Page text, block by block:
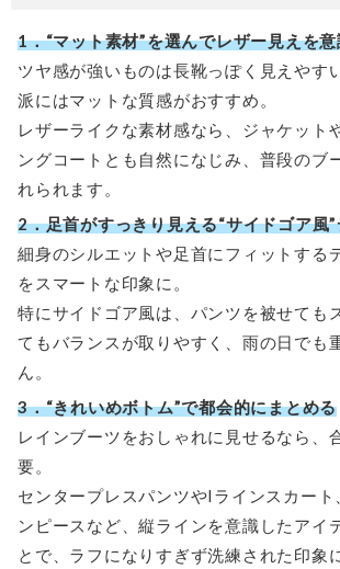
1．“マット素材”を選んでレザー見えを
ツヤ感が強いものは長靴っぽく見えやす
派にはマットな質感がおすすめ。
レザーライクな素材感なら、ジャケット
ングコートとも自然になじみ、普段のブ
れられます。
2．足首がすっきり見える“サイドゴア風
細身のシルエットや足首にフィットする
をスマートな印象に。
特にサイドゴア風は、パンツを被せても
てもバランスが取りやすく、雨の日でも
ん。
3．“きれいめボトム”で都会的にまとめる
レインブーツをおしゃれに見せるなら、
要。
センタープレスパンツやIラインスカート
ンピースなど、縦ラインを意識したアイ
とで、ラフになりすぎず洗練された印象